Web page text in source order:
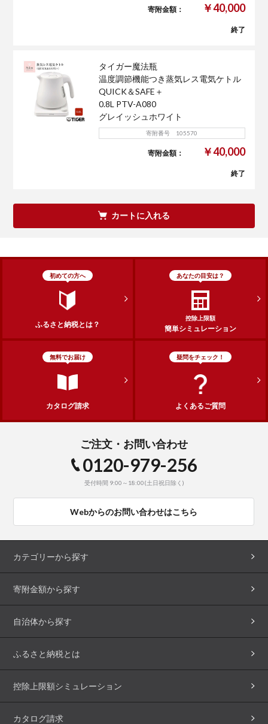
寄附金額： ￥40,000
終了
タイガー魔法瓶
温度調節機能つき蒸気レス電気ケトル
QUICK＆SAFE＋
0.8L PTV-A080
グレイッシュホワイト
寄附番号 105570
寄附金額： ￥40,000
終了
カートに入れる
初めての方へ
ふるさと納税とは？
あなたの目安は？
控除上限額
簡単シミュレーション
無料でお届け
カタログ請求
疑問をチェック！
よくあるご質問
ご注文・お問い合わせ
0120-979-256
受付時間 9:00～18:00(土日祝日除く)
Webからのお問い合わせはこちら
カテゴリーから探す
寄附金額から探す
自治体から探す
ふるさと納税とは
控除上限額シミュレーション
カタログ請求